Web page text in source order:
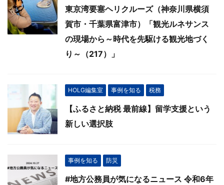
東京湾要塞ヘリクルーズ（神奈川県横須
賀市・千葉県富津市）「観光ルネサンス
の現場から～時代を先駆ける観光地づく
り～（217）」
HOLG編集室 事例を知る 税務
【ふるさと納税 最前線】留学支援という
新しい選択肢
事例を知る 防災
#地方公務員が気になるニュース 令和6年